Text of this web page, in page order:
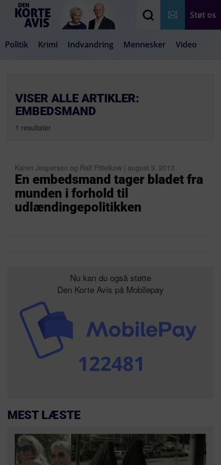
Støt os
Politik Krimi Indvandring Mennesker Video
VISER ALLE ARTIKLER:
EMBEDSMAND
1 resultater
Karen Jespersen og Ralf Pittelkow | august 9, 2013
En embedsmand tager bladet fra
munden i forhold til
udlændingepolitikken
Nu kan du også støtte
Den Korte Avis på Mobilepay
MEST LÆSTE